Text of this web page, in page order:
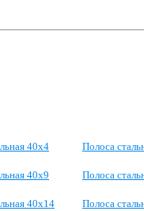
40x4 Полоса
40x9 Полоса
40x14 Полоса